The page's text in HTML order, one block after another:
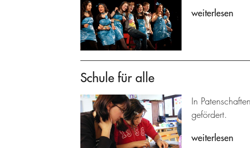
weiterlesen
Schule für alle
In
gefördert.
weiterlesen